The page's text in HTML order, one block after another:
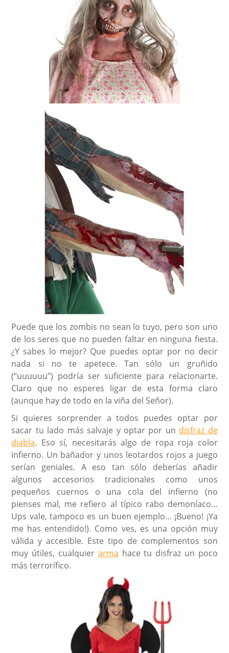
Puede que los zombis no sean lo tuyo, pero son uno
de los seres que no pueden faltar en ninguna fiesta.
¿Y sabes lo mejor? Que puedes optar por no decir
nada si no te apetece. Tan sólo un gruñido
(“uuuuuu”) podría ser suficiente para relacionarte.
Claro que no esperes ligar de esta forma claro
(aunque hay de todo en la viña del Señor).
Si quieres sorprender a todos puedes optar por
sacar tu lado más salvaje y optar por un disfraz de
diabla. Eso sí, necesitarás algo de ropa roja color
infierno. Un bañador y unos leotardos rojos a juego
serían geniales. A eso tan sólo deberías añadir
algunos accesorios tradicionales como unos
pequeños cuernos o una cola del infierno (no
pienses mal, me refiero al típico rabo demoníaco…
Ups vale, tampoco es un buen ejemplo… ¡Bueno! ¡Ya
me has entendido!). Como ves, es una opción muy
válida y accesible. Este tipo de complementos son
muy útiles, cualquier arma hace tu disfraz un poco
más terrorífico.